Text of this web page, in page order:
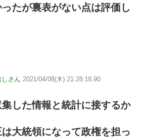
たが裏表がない点は評価し
さん 2021/04/08(木) 21:28:18.90
した情報と統計に接するか
大統領になって政権を担っ